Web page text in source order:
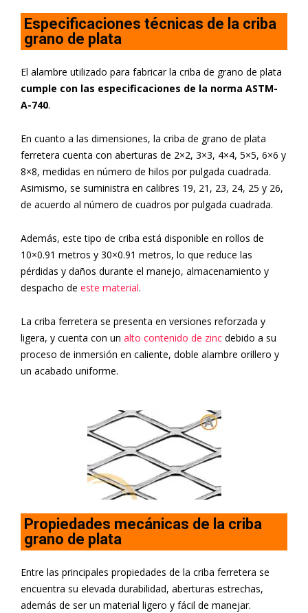
Especificaciones técnicas de la criba
grano de plata
El alambre utilizado para fabricar la criba de grano de plata
cumple con las especificaciones de la norma ASTM-
A-740.
En cuanto a las dimensiones, la criba de grano de plata
ferretera cuenta con aberturas de 2×2, 3×3, 4×4, 5×5, 6×6 y
8×8, medidas en número de hilos por pulgada cuadrada.
Asimismo, se suministra en calibres 19, 21, 23, 24, 25 y 26,
de acuerdo al número de cuadros por pulgada cuadrada.
Además, este tipo de criba está disponible en rollos de
10×0.91 metros y 30×0.91 metros, lo que reduce las
pérdidas y daños durante el manejo, almacenamiento y
despacho de este material.
La criba ferretera se presenta en versiones reforzada y
ligera, y cuenta con un alto contenido de zinc debido a su
proceso de inmersión en caliente, doble alambre orillero y
un acabado uniforme.
Propiedades mecánicas de la criba
grano de plata
Entre las principales propiedades de la criba ferretera se
encuentra su elevada durabilidad, aberturas estrechas,
además de ser un material ligero y fácil de manejar.